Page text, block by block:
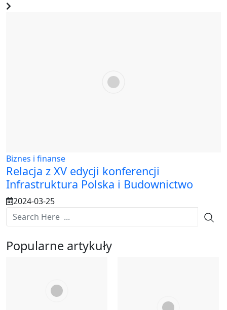
Biznes i finanse
Relacja z XV edycji konferencji
Infrastruktura Polska i Budownictwo
2024-03-25
Popularne artykuły